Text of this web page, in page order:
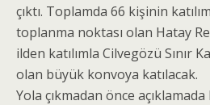
çıktı. Toplamda 66 kişinin
toplanma noktası olan Hatay
ilden katılımla Cilvegözü Sınır
olan büyük konvoya katılacak.
Yola çıkmadan önce